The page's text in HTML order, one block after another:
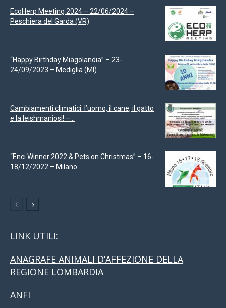
EcoHerp Meeting 2024 – 22/06/2024 –
Peschiera del Garda (VR)
“Happy Birthday Miagolandia” – 23-
24/09/2023 – Mediglia (MI)
Cambiamenti climatici: l’uomo, il cane, il gatto
e la leishmaniosi! –...
“Enci Winner 2022 & Pets on Christmas” – 16-
18/12/2022 – Milano
LINK UTILI:
ANAGRAFE ANIMALI D’AFFEZIONE DELLA
REGIONE LOMBARDIA
ANFI